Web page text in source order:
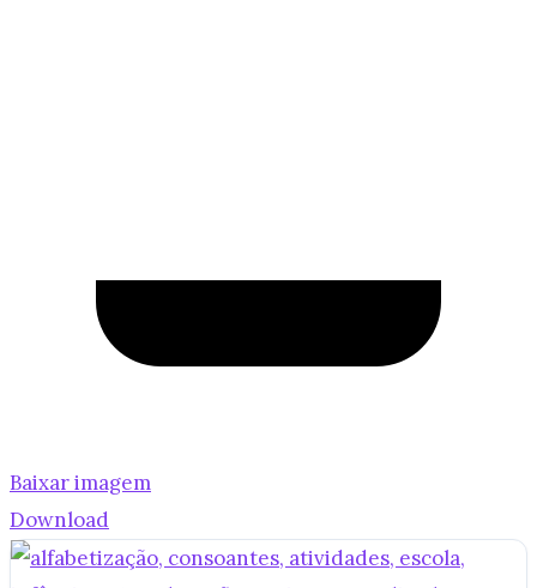
Baixar imagem
Download